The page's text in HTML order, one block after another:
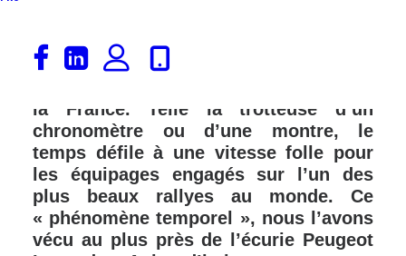
Le 28ème Tour Auto s’est achevé le 4
mai dernier à Deauville après un
la France. Telle la trotteuse d’un
chronomètre ou d’une montre, le
temps défile à une vitesse folle pour
les équipages engagés sur l’un des
plus beaux rallyes au monde. Ce
« phénomène temporel », nous l’avons
vécu au plus près de l’écurie Peugeot